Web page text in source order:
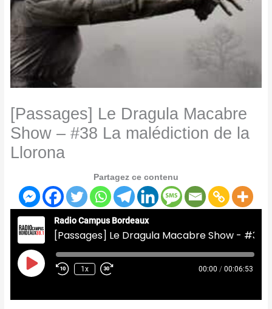
[Passages] Le Dragula Macabre
Show – #38 La malédiction de la
Llorona
Partagez ce contenu
Radio Campus Bordeaux
Play
Episode
1x 00:00 / 00:06:53